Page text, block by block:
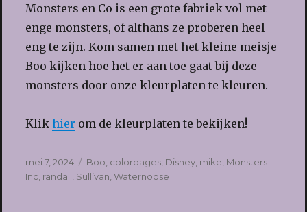
Monsters en Co is een grote fabriek vol met
enge monsters, of althans ze proberen heel
eng te zijn. Kom samen met het kleine meisje
Boo kijken hoe het er aan toe gaat bij deze
monsters door onze kleurplaten te kleuren.
Klik hier om de kleurplaten te bekijken!
Geplaatst
op
mei 7, 2024 Tags
Boo colorpages, Disney, mike Monsters
Inc randall Sullivan Waternoose